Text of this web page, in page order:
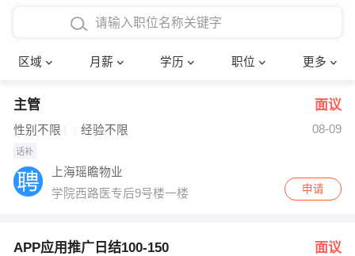
区域 月薪 学历 职位 更多
4000-5000元
8000-12000元
12000-20000元
其他
博士
文员
财务会计
超市零售
确定
主管 面议
性别不限 经验不限 08-09
话补
上海瑶瞻物业
学院西路医专后9号楼一楼
申请
APP应用推广日结100-150 面议